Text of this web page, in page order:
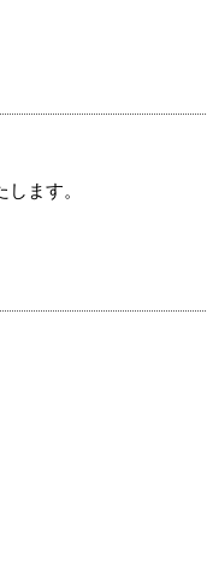
ます。